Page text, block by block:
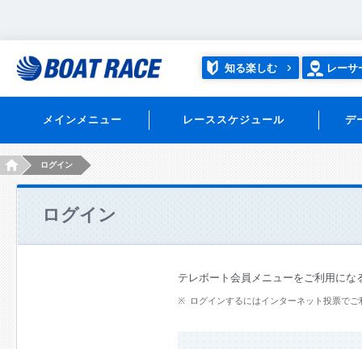
知る楽しむ レーサ
メインメニュー レーススケジュール デ
HOMEログイン
ログイン
テレボート会員メニューをご利用にな
ログインするにはインターネット投票で